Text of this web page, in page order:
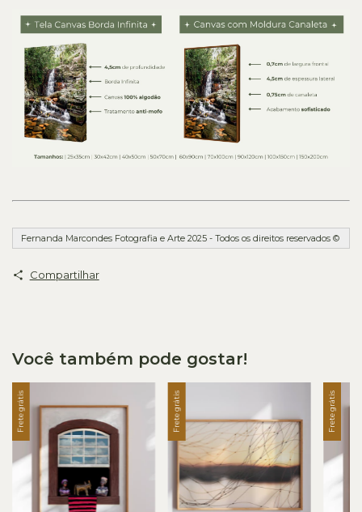
Fernanda Marcondes Fotografia e Arte 2025 - Todos os direitos reservados ©
Compartilhar
Você também pode gostar!
Frete grátis Frete grátis Frete grátis